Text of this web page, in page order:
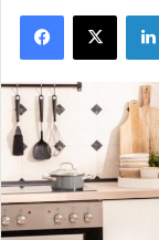
Facebook
X